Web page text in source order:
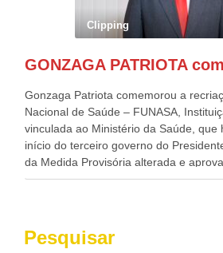
Governadora de Pernambuco, Raquel
Casa Civil, Rui Costa, e da Integração
de todo Nordeste que também ajudam
Clipping
Gonzaga Patriota comemorou a
Nacional de Saúde – FUNASA,
vinculada ao Ministério da Saúde, que
início do terceiro governo do
da Medida Provisória alterada e
pelo Congresso Nacional. Gonzaga
desenvolvimento dos seus municípios
passado, essa Fundação distribuiu
Pesquisar